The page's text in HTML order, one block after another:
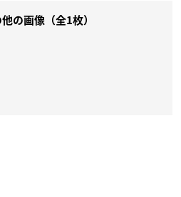
の画像（全1枚）